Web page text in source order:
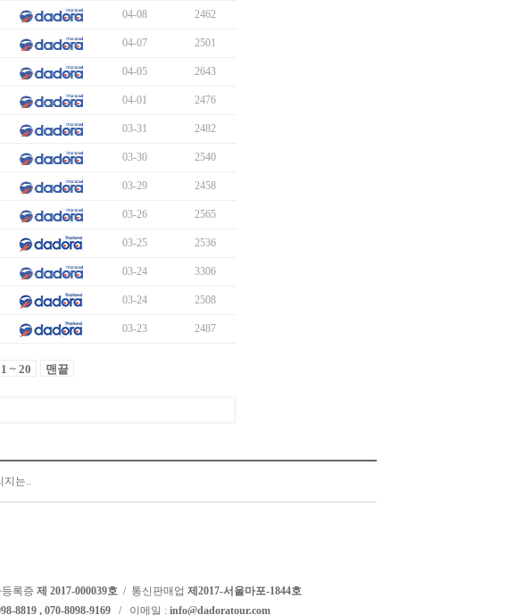
04-08 2462
04-07 2501
04-05 2643
04-01 2476
03-31 2482
03-30 2540
03-29 2458
03-26 2565
03-25 2536
03-24 3306
03-24 2508
03-23 2487
~ 20 맨끝
지는..
록증 제 2017-000039호 / 통신판매업 제2017-서울마포-1844호
8819 , 070-8098-9169 / 이메일 : info@dadoratour.com